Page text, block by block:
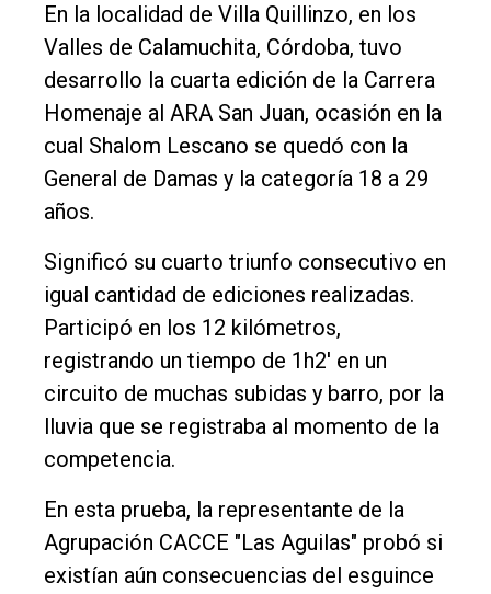
Política
Cultura
Entrevistas
Rural
Deportes
Fúnebres
Edición
Empresa
Nosotros
Contacto
En la localidad de Villa Quillinzo, en los
Valles de Calamuchita, Córdoba, tuvo
desarrollo la cuarta edición de la Carrera
Homenaje al ARA San Juan, ocasión en la
cual Shalom Lescano se quedó con la
General de Damas y la categoría 18 a 29
años.
Significó su cuarto triunfo consecutivo en
igual cantidad de ediciones realizadas.
Participó en los 12 kilómetros,
registrando un tiempo de 1h2' en un
circuito de muchas subidas y barro, por la
lluvia que se registraba al momento de la
competencia.
En esta prueba, la representante de la
Agrupación CACCE "Las Aguilas" probó si
existían aún consecuencias del esguince